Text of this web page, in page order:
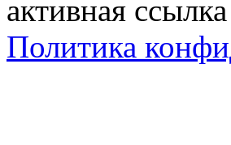
активная
Политика